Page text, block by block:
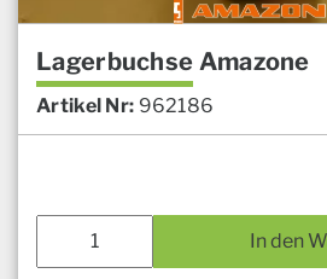
Lagerbuchse Amazone
Artikel Nr: 962186
In den